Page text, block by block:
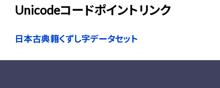
Unicodeコードポイントリンク
日本古典籍くずし字データセット